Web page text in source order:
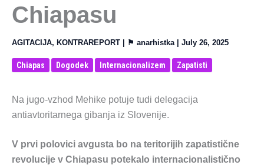
Chiapasu
AGITACIJA, KONTRAREPORT | ⚑ anarhistka | July 26, 2025
Chiapas Dogodek Internacionalizem Zapatisti
Na jugo-vzhod Mehike potuje tudi delegacija
antiavtoritarnega gibanja iz Slovenije.
V prvi polovici avgusta bo na teritorijih zapatistične
revolucije v Chiapasu potekalo internacionalistično